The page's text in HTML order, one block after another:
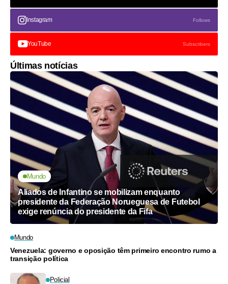
Instagram Follows
YouTube Subscribers
Últimas notícias
Mundo
Aliados de Infantino se mobilizam enquanto
presidente da Federação Norueguesa de Futebol
exige renúncia do presidente da Fifa
Mundo
Venezuela: governo e oposição têm primeiro encontro rumo a
transição política
Policial